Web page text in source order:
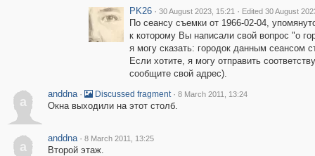
PK26 · 30 August 2023, 15:21 · Edited 30 August
По сеансу съемки от 1966-02-04,
к которому Вы написали свой вопрос "о
я могу сказать: городок данным сеансом
Если хотите, я могу отправить
сообщите свой адрес).
a
anddna · Discussed fragment · 8 March 2011, 13:24
Окна выходили на этот столб.
a
anddna · 8 March 2011, 13:25
Второй этаж.